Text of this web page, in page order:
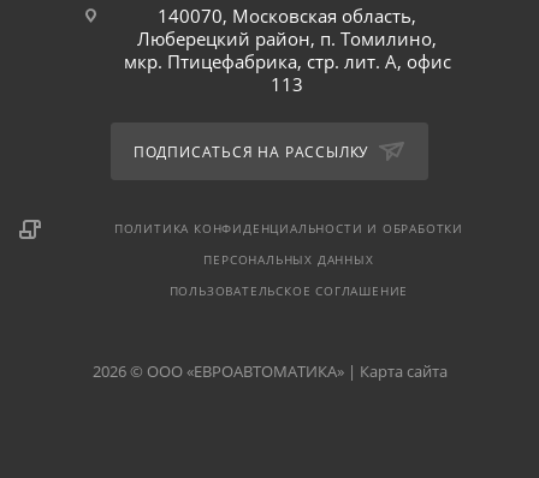
140070, Московская область,
Люберецкий район, п. Томилино,
мкр. Птицефабрика, стр. лит. А, офис
113
ПОДПИСАТЬСЯ НА РАССЫЛКУ
ПОЛИТИКА КОНФИДЕНЦИАЛЬНОСТИ И ОБРАБОТКИ
ПЕРСОНАЛЬНЫХ ДАННЫХ
ПОЛЬЗОВАТЕЛЬСКОЕ СОГЛАШЕНИЕ
2026 © ООО «ЕВРОАВТОМАТИКА» | Карта сайта